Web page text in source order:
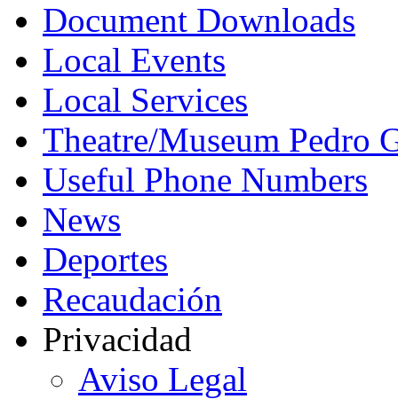
Document Downloads
Local Events
Local Services
Theatre/Museum Pedro
Useful Phone Numbers
News
Deportes
Recaudación
Privacidad
Aviso Legal